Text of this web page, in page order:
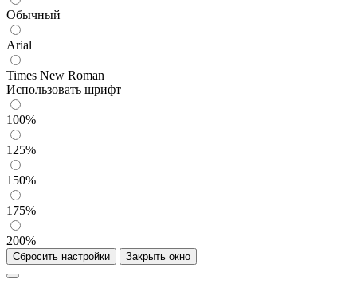
Обычный
Arial
Times New Roman
Использовать шрифт
100%
125%
150%
175%
200%
Сбросить настройки Закрыть окно